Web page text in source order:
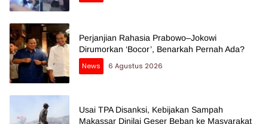
Perjanjian Rahasia Prabowo–Jokowi
Dirumorkan ‘Bocor’, Benarkah Pernah Ada?
News
6 Agustus 2026
Usai TPA Disanksi, Kebijakan Sampah
Makassar Dinilai Geser Beban ke Masyarakat